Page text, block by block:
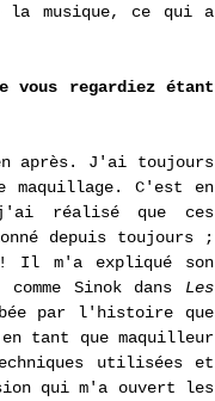
musique, ce qui a
vous regardiez étant
après. J'ai toujours
C'est en
réalisé que ces
depuis toujours ;
Il m'a expliqué son
Sinok dans Les
par l'histoire que
tant que maquilleur
utilisées et
qui m'a ouvert les